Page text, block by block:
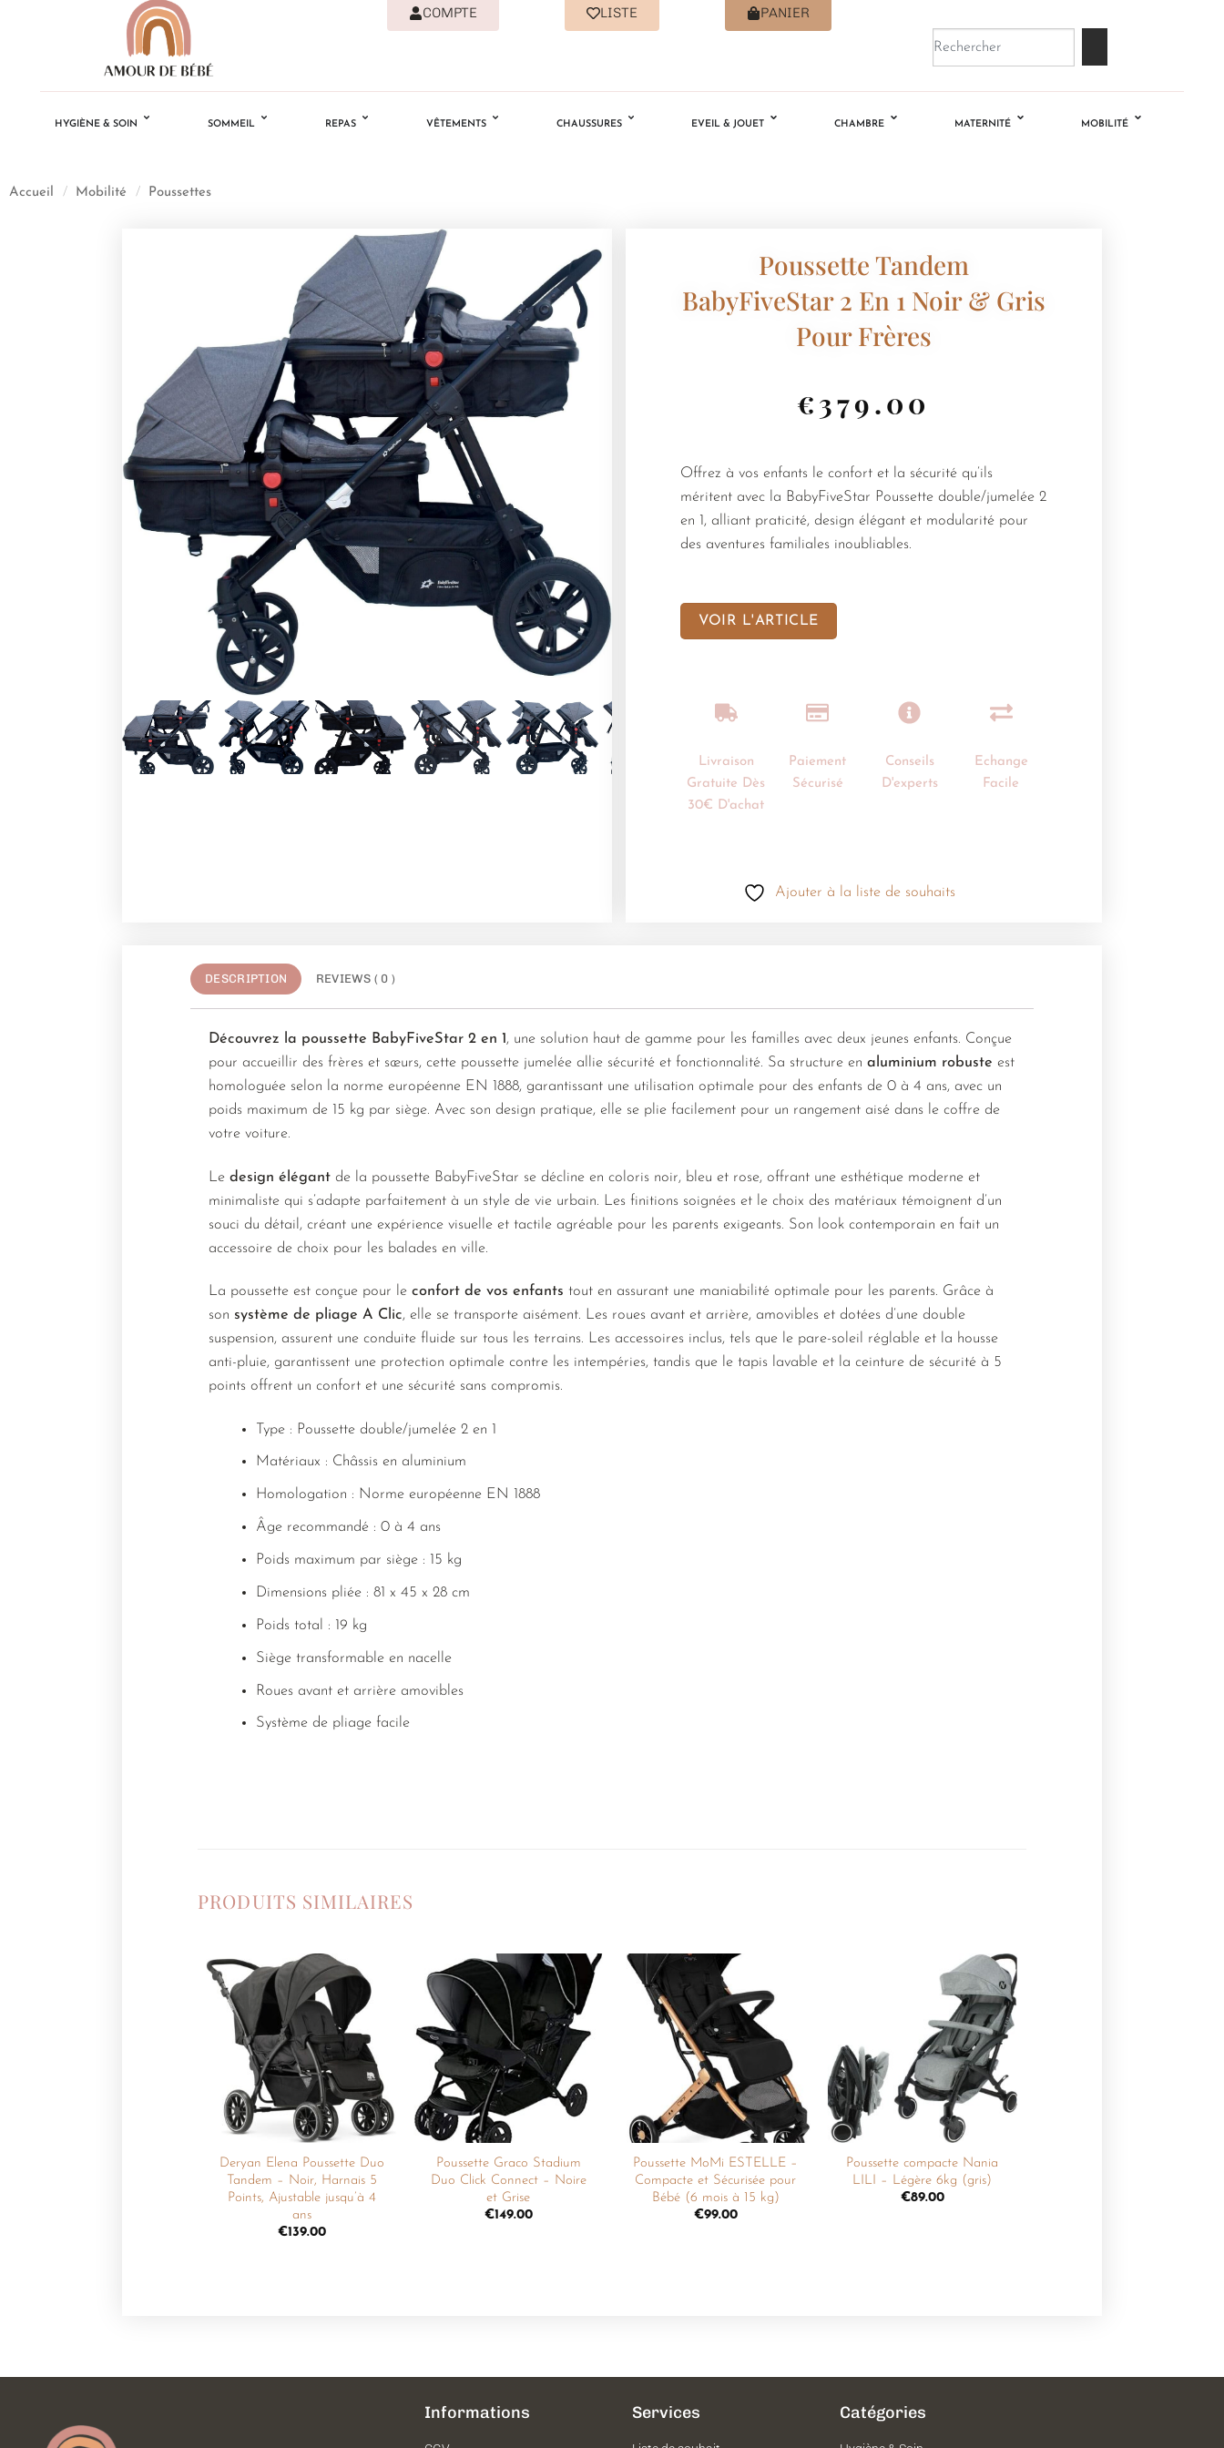
COMPTE LISTE PANIER
HYGIÈNE & SOIN SOMMEIL REPAS VÊTEMENTS CHAUSSURES EVEIL & JOUET CHAMBRE MATERNITÉ MOBILITÉ
Accueil / Mobilité / Poussettes
Poussette Tandem
BabyFiveStar 2 En 1 Noir & Gris
Pour Frères
€379.00
Offrez à vos enfants le confort et la sécurité qu’ils
méritent avec la BabyFiveStar Poussette double/jumelée 2
en 1, alliant praticité, design élégant et modularité pour
des aventures familiales inoubliables.
VOIR L'ARTICLE
Livraison
Gratuite Dès
30€ D'achat
Paiement
Sécurisé
Conseils
D'experts
Echange
Facile
Ajouter à la liste de souhaits
DESCRIPTION REVIEWS ( 0 )
Découvrez la poussette BabyFiveStar 2 en 1, une solution haut de gamme pour les familles avec deux jeunes enfants. Conçue
pour accueillir des frères et sœurs, cette poussette jumelée allie sécurité et fonctionnalité. Sa structure enaluminium robuste est
homologuée selon la norme européenne EN 1888, garantissant une utilisation optimale pour des enfants de 0 à 4 ans, avec un
poids maximum de 15 kg par siège. Avec son design pratique, elle se plie facilement pour un rangement aisé dans le coffre de
votre voiture.
Ledesign élégant de la poussette BabyFiveStar se décline en coloris noir, bleu et rose, offrant une esthétique moderne et
minimaliste qui s’adapte parfaitement à un style de vie urbain. Les finitions soignées et le choix des matériaux témoignent d’un
souci du détail, créant une expérience visuelle et tactile agréable pour les parents exigeants. Son look contemporain en fait un
accessoire de choix pour les balades en ville.
La poussette est conçue pour leconfort de vos enfants tout en assurant une maniabilité optimale pour les parents. Grâce à
son système de pliage A Clic, elle se transporte aisément. Les roues avant et arrière, amovibles et dotées d’une double
suspension, assurent une conduite fluide sur tous les terrains. Les accessoires inclus, tels que le pare-soleil réglable et la housse
anti-pluie, garantissent une protection optimale contre les intempéries, tandis que le tapis lavable et la ceinture de sécurité à 5
points offrent un confort et une sécurité sans compromis.
Type : Poussette double/jumelée 2 en 1
Matériaux : Châssis en aluminium
Homologation : Norme européenne EN 1888
Âge recommandé : 0 à 4 ans
Poids maximum par siège : 15 kg
Dimensions pliée : 81 x 45 x 28 cm
Poids total : 19 kg
Siège transformable en nacelle
Roues avant et arrière amovibles
Système de pliage facile
PRODUITS SIMILAIRES
Ajouter
à la
liste de
souhaits
Deryan Elena Poussette Duo
Tandem – Noir, Harnais 5
Points, Ajustable jusqu’à 4
ans
€139.00
Ajouter
à la
liste de
souhaits
Poussette Graco Stadium
Duo Click Connect – Noire
et Grise
€149.00
Ajouter
liste de
souhaits
Poussette MoMi ESTELLE –
Compacte et Sécurisée pour
Bébé (6 mois à 15 kg)
€99.00
Ajouter
à la
liste de
souhaits
Poussette compacte Nania
LILI – Légère 6kg (gris)
€89.00
Informations Services Catégories